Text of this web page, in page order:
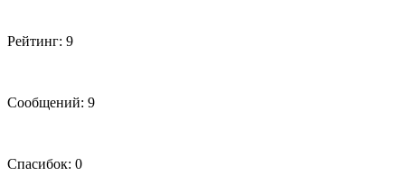
Рейтинг: 9
Сообщений: 9
Спасибок: 0